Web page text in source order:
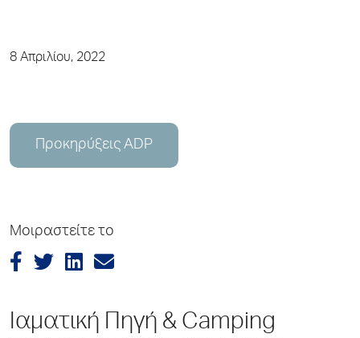
8 Απριλίου, 2022
Προκηρύξεις ADP
Μοιραστείτε το
Ιαματική Πηγή & Camping